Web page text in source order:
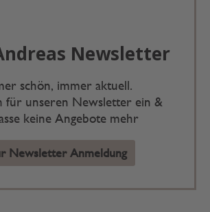
Newsletter
schön, immer aktuell.
für unseren Newsletter ein &
keine Angebote mehr
Newsletter Anmeldung